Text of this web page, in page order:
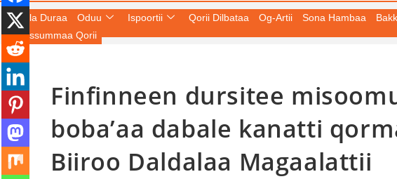
Fuula Duraa Oduu Ispoortii Qorii Dilbataa Og-Artii Sona Hambaa
Keessummaa Qorii
Finfinneen dursitee
boba’aa dabale kanatti
Biiroo Daldalaa Magaalattii